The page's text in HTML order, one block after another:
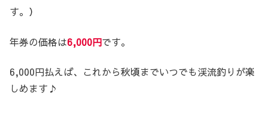
す。）
年券の価格は6,000円です。
6,000円払えば、これから秋頃までいつでも渓流釣りが楽
しめます♪